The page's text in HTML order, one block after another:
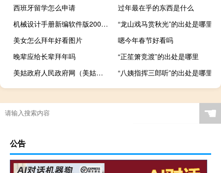
西班牙留学怎么申请
过年最在乎的东西是什么
机械设计手册新编软件版2008完美破解版 32/64位 永久免费版（机械设计手册新编软件版2008完美破解版 32/64位 永久免费版功能简介）
“龙山戏马赏秋光”的出处是哪里
美女怎么拜年好看图片
嗯今年春节好看吗
晚辈应给长辈拜年吗
“正笙箫竞渡”的出处是哪里
美姑政府人民政府网（美姑县人民政府）
“八姨指挥三郎听”的出处是哪里
☚
公告